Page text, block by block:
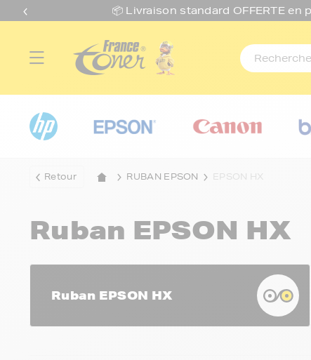
📦 Livraison standard OFFERTE en
Retour RUBAN EPSON EPSON HX
Ruban EPSON HX
Ruban EPSON HX